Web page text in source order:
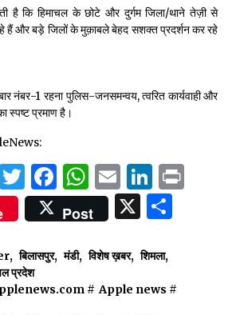
है कि हिमाचल के छोटे और दुर्गम जिला/थाने तेज़ी से
हैं और बड़े जिलों के मुक़ाबले बेहद सशक्त प्रदर्शन कर रहे
नंबर-1 रहना पुलिस-जनसमन्वय, त्वरित कार्यवाही और
स्पष्ट प्रमाण है।
Twitter
Facebook
WhatsApp
Email
Post X
, बिलासपुर, मंडी, विशेष ख़बर, शिमला,
प्रदेश
# Apple news #